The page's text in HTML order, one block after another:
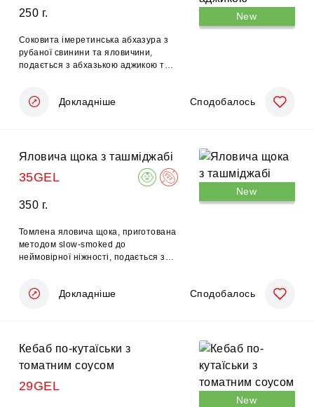
250 г.
Соковита імеретинська абхазура з
рубаної свинини та яловичини,
подається з абхазькою аджикою та
New
Докладніше Сподобалось
Яловича щока з ташміджабі
35GEL
350 г.
Томлена яловича щока, приготована
методом slow-smoked до
неймовірної ніжності, подається з
пюре — та вишуканим винним
New
Докладніше Сподобалось
Кебаб по-кутаїськи з
томатним соусом
29GEL
New